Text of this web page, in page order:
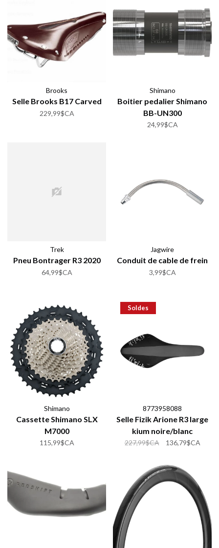
Brooks
Selle Brooks B17 Carved
229,99$CA
Shimano
Boitier pedalier Shimano
BB-UN300
24,99$CA
Trek
Pneu Bontrager R3 2020
64,99$CA
Jagwire
Conduit de cable de frein
3,99$CA
Shimano
Cassette Shimano SLX
M7000
115,99$CA
Soldes
8773958088
Selle Fizik Arione R3 large
kium noire/blanc
227,99$CA 136,79$CA